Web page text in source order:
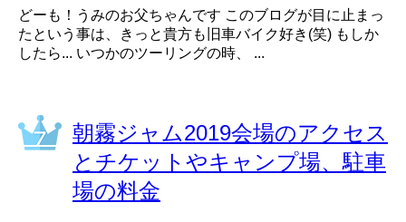
どーも！うみのお父ちゃんです このブログが目に止まっ
たという事は、きっと貴方も旧車バイク好き(笑) もしか
したら... いつかのツーリングの時、 ...
朝霧ジャム2019会場のアクセス
とチケットやキャンプ場、駐車
場の料金